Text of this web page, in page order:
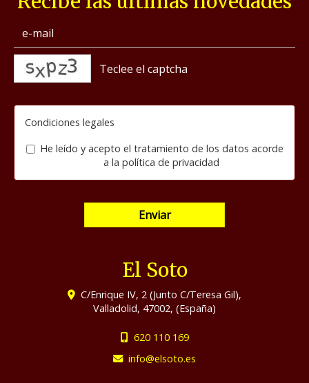
Condiciones legales
He leído y acepto el tratamiento de los datos acorde
a la política de privacidad
Enviar
El Soto
C/Enrique IV, 2 (Junto C/Teresa Gil),
Valladolid, 47002, (España)
620 110 169
info
elsoto.es